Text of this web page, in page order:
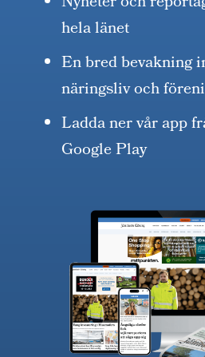
hela länet
En bred bevakning
näringsliv och
Ladda ner vår app
Google Play